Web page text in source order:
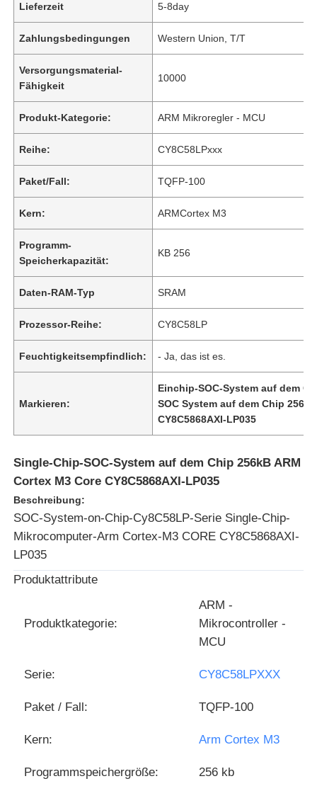
Produkte
Videos
Lieferzeit 5-8day
Zahlungsbedingungen Western Union, T/T
Versorgungsmaterial-
Fähigkeit
10000
Produkt-Kategorie: ARM Mikroregler - MCU
Reihe: CY8C58LPxxx
Paket/Fall: TQFP-100
Kern: ARMCortex M3
Programm-
Speicherkapazität:
KB 256
Daten-RAM-Typ SRAM
Prozessor-Reihe: CY8C58LP
Feuchtigkeitsempfindlich: - Ja, das ist es.
Markieren:
Einchip-SOC-System auf dem
SOC System auf dem Chip 256kB
CY8C5868AXI-LP035
Single-Chip-SOC-System auf dem Chip 256kB ARM
Cortex M3 Core CY8C5868AXI-LP035
Beschreibung:
SOC-System-on-Chip-Cy8C58LP-Serie Single-Chip-
Mikrocomputer-Arm Cortex-M3 CORE CY8C5868AXI-
LP035
Produktattribute
Produktkategorie:
ARM -
Mikrocontroller -
MCU
Serie: CY8C58LPXXX
Paket / Fall: TQFP-100
Kern: Arm Cortex M3
Programmspeichergröße: 256 kb